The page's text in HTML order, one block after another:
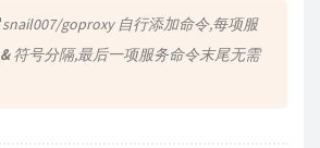
snail007/goproxy自行添加命令,每项服
&符号分隔,最后一项服务命令末尾无需